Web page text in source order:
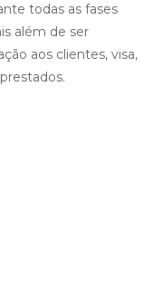
todas as fases
além de ser
aos clientes, visa,